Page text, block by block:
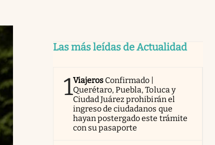
Las más leídas de Actualidad
1Viajeros Confirmado |
Querétaro, Puebla, Toluca y
Ciudad Juárez prohibirán el
ingreso de ciudadanos que
hayan postergado este trámite
con su pasaporte